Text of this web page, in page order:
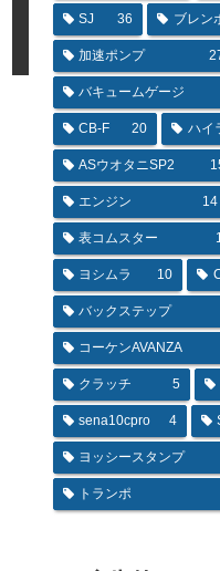
SJ 36 ブレン
加速ポンプ
バキュームゲージ
CB-F 20 ハイ
ASウオタニSP2
エンジン 14
表コムスター
ヨシムラ 10
バックステップ
コーケンAVANZA
クラッチ 5
sena10cpro 4
ヨッシースタンプ
トランポ